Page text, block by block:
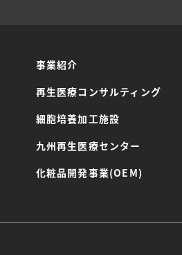
事業紹介
再生医療コンサルティング
細胞培養加工施設
九州再生医療センター
化粧品開発事業(OEM)